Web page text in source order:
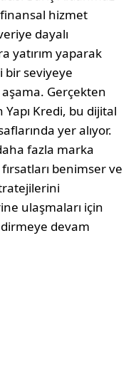
finansal hizmet
dayalı
yatırım yaparak
bir seviyeye
aşama. Gerçekten
Kredi, bu dijital
yer alıyor.
fazla marka
benimser ve
ulaşmaları için
devam